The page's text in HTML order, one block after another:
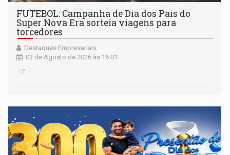
FUTEBOL: Campanha de Dia dos Pais do
Super Nova Era sorteia viagens para
torcedores
Destaques Empresariais
03 de Agosto de 2026 às 16:01